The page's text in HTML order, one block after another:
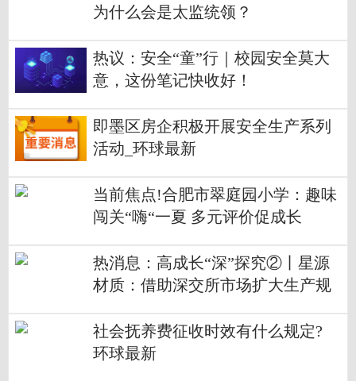
为什么会是太监统领？
热议：安全“童”行｜校园安全莫大
意，这份笔记快收好！
即墨区房企积极开展安全生产系列
活动_环球最新
当前焦点!合肥市翠庭园小学：趣味
闯关“嗨“一夏 多元评价促成长
热消息：高成长“深”探究②丨星源
材质：借助深交所市场扩大生产规
社会抚养费征收时效有什么规定?
环球最新